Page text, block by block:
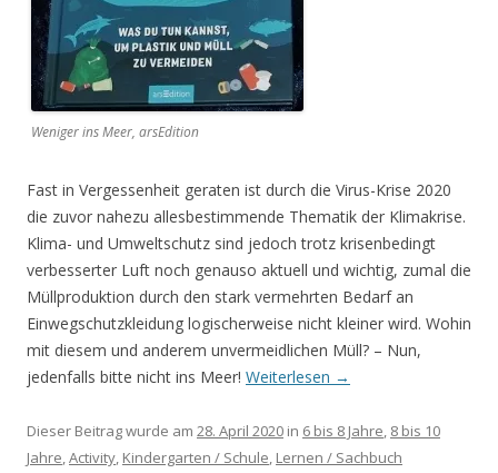
Weniger ins Meer, arsEdition
Fast in Vergessenheit geraten ist durch die Virus-Krise 2020
die zuvor nahezu allesbestimmende Thematik der Klimakrise.
Klima- und Umweltschutz sind jedoch trotz krisenbedingt
verbesserter Luft noch genauso aktuell und wichtig, zumal die
Müllproduktion durch den stark vermehrten Bedarf an
Einwegschutzkleidung logischerweise nicht kleiner wird. Wohin
mit diesem und anderem unvermeidlichen Müll? – Nun,
jedenfalls bitte nicht ins Meer! Weiterlesen →
Dieser Beitrag wurde am 28. April 2020 in 6 bis 8 Jahre, 8 bis 10
Jahre,Activity, Kindergarten / Schule, Lernen / Sachbuch